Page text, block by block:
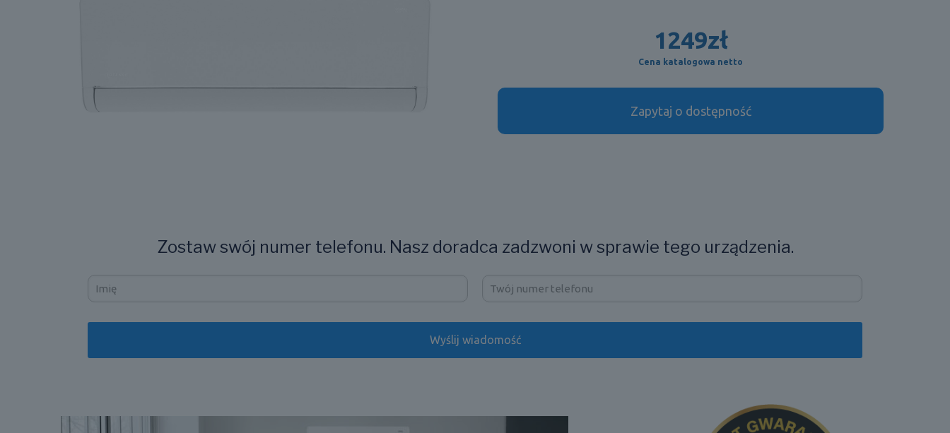
1249zł
Cena katalogowa netto
Zapytaj o dostępność
Zostaw swój numer telefonu. Nasz doradca zadzwoni w sprawie tego urządzenia.